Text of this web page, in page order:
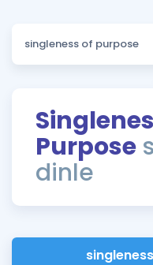
ÖSYM Sınav
Kampanyalar
Blog
Purpose
dinle